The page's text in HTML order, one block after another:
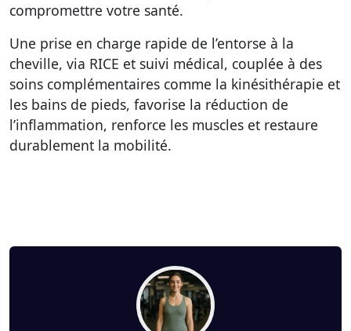
compromettre votre santé.
Une prise en charge rapide de l’entorse à la
cheville, via RICE et suivi médical, couplée à des
soins complémentaires comme la kinésithérapie et
les bains de pieds, favorise la réduction de
l’inflammation, renforce les muscles et restaure
durablement la mobilité.